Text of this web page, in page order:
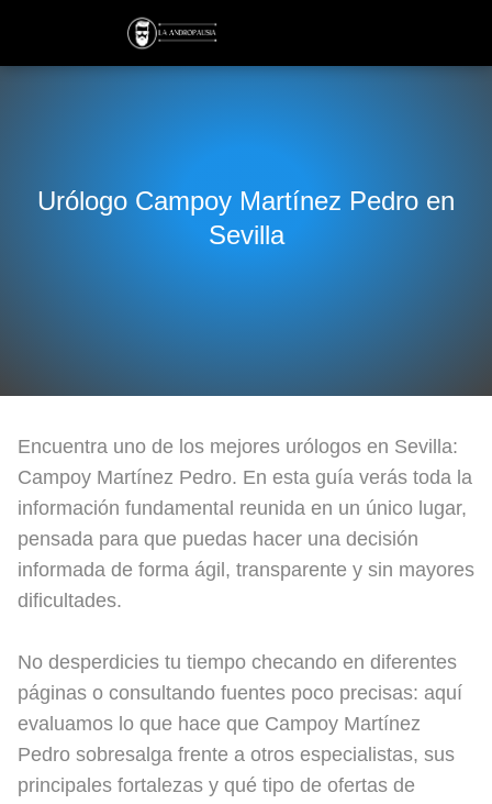
Urólogo Campoy Martínez Pedro en
Sevilla
Encuentra uno de los mejores urólogos en Sevilla:
Campoy Martínez Pedro. En esta guía verás toda la
información fundamental reunida en un único lugar,
pensada para que puedas hacer una decisión
informada de forma ágil, transparente y sin mayores
dificultades.
No desperdicies tu tiempo checando en diferentes
páginas o consultando fuentes poco precisas: aquí
evaluamos lo que hace que Campoy Martínez
Pedro sobresalga frente a otros especialistas, sus
principales fortalezas y qué tipo de ofertas de